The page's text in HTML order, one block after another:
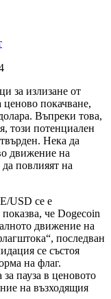
за излизане от
ценово покачване,
Въпреки това,
този потенциален
Нека да
движение на
повлияят на
USD се е
че Dogecoin
движение на
последван
се състоя
на флаг.
пауза в ценовото
на възходящия